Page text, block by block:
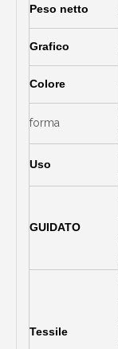
Peso netto
Grafico
Colore
forma
Uso
GUIDATO
Tessile